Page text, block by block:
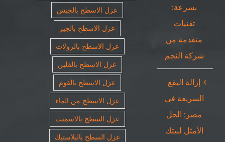
بسرعة:
تقنيات
متقدمة من
شركة النجم
إزالة البقع
السريعة في
مصر: الحل
الأمثل لبيتك
عزل الاسطح بالجبس
عزل الاسطح بالجير
عزل الاسطح بالرولات
عزل الاسطح بالفلين
عزل الاسطح بالفوم
عزل الاسطح من الماء
عزل السطح بالاسمنت
عزل السطح بالبلاستيك